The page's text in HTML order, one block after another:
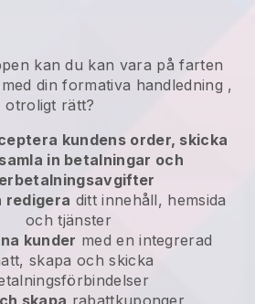
kandu kan vara på farten
din formativa handledning ,
otroligt rätt?
kundens order, skicka
in betalningar och
redigera ditt innehåll, hemsida
och tjänster
kunder med en integrerad
skapa och skicka